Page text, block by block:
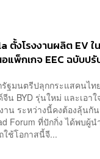
ตั้งโรงงานผลิต EV
แพ็กเกจ EEC ฉบับป
ฐมนตรีปลุกกระแสคนไ
น BYD รุ่นใหม่ และเอา
าน ระหว่างนี้คงต้องลุ้นกั
Forum ที่ปักกิ่ง ได้พบ
ใช้โอกาสนี้จี...